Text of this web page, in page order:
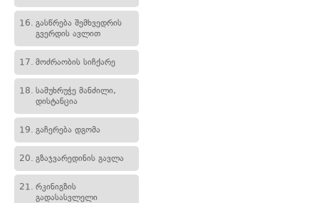
16. გასწრება შემხვედრის
გვერდის ავლით
17. მოძრაობის სიჩქარე
18. სამუხრუჭე მანძილი,
დისტანცია
19. გაჩერება დგომა
20. გზაჯვარედინის გავლა
21. რკინიგზის
გადასასვლელი